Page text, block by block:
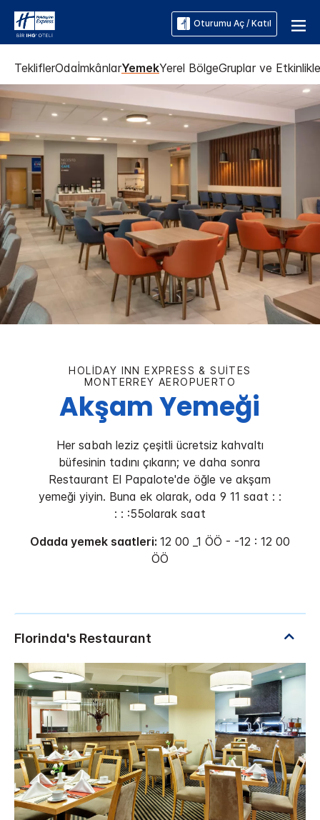
Oturumu Aç / Katıl
TekliflerOdaİmkânlarYemekYerel BölgeGruplar ve
HOLIDAY INN EXPRESS & SUITES
MONTERREY AEROPUERTO
Akşam Yemeği
Her sabah leziz çeşitli ücretsiz kahvaltı
büfesinin tadını çıkarın; ve daha sonra
Restaurant El Papalote'de öğle ve akşam
yemeği yiyin. Buna ek olarak, oda 9 11 saat : :
: : :55olarak saat
Odada yemek saatleri: 12 00 _1 ÖÖ - -12 : 12 00
ÖÖ